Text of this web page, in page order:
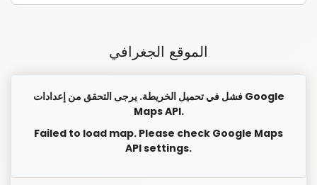
الموقع الجغرافي
فشل في تحميل الخريطة. يرجى التحقق من إعدادات Google
Maps API.
Failed to load map. Please check Google Maps
API settings.